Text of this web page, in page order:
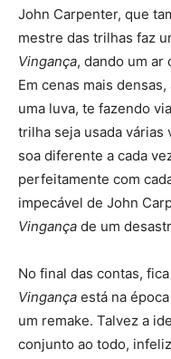
John Carpenter, que
mestre das trilhas faz
Vingança, dando um ar
Em cenas mais
uma luva, te fazendo
trilha seja usada várias
soa diferente a cada
perfeitamente com
impecável de John
Vingança de um
No final das contas,
Vingança está na
um remake. Talvez a
conjunto ao todo,